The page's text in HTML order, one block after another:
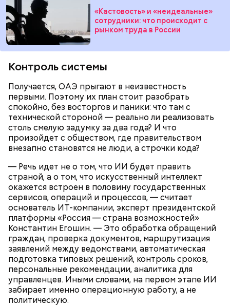
«Кастовость» и «неидеальные»
сотрудники: что происходит с
рынком труда в России
Контроль системы
Получается, ОАЭ прыгают в неизвестность
первыми. Поэтому их план стоит разобрать
спокойно, без восторгов и паники: что там с
технической стороной — реально ли реализовать
столь смелую задумку за два года? И что
произойдет с обществом, где правительством
внезапно становятся не люди, а строчки кода?
— Речь идет не о том, что ИИ будет править
страной, а о том, что искусственный интеллект
окажется встроен в половину государственных
сервисов, операций и процессов, — считает
основатель ИT-компании, эксперт президентской
платформы «Россия — страна возможностей»
Константин Егошин. — Это обработка обращений
граждан, проверка документов, маршрутизация
заявлений между ведомствами, автоматическая
подготовка типовых решений, контроль сроков,
персональные рекомендации, аналитика для
управленцев. Иными словами, на первом этапе ИИ
забирает именно операционную работу, а не
политическую.